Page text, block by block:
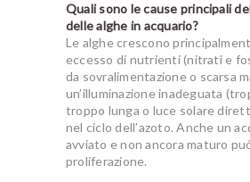
Quali sono le cause principali
delle alghe in acquario?
Le alghe crescono
eccesso di nutrienti (nitrati e
da sovralimentazione o scarsa
un’illuminazione inadeguata
troppo lunga o luce solare
nel ciclo dell’azoto. Anche un
avviato e non ancora maturo
proliferazione.